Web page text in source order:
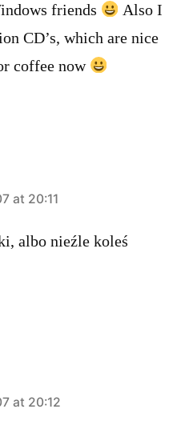
friends
Also I
CD’s, which are nice
coffee now
at 20:11
albo nieźle koleś
at 20:12